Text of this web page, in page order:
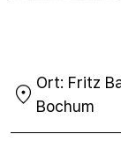
Ort: Fritz
Bochum